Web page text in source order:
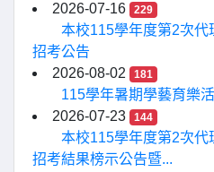
2026-07-16
229
本校115學年度第2次代
招考公告
2026-08-02
181
115學年暑期學藝育樂
2026-07-23
144
本校115學年度第2次代
招考結果榜示公告暨...